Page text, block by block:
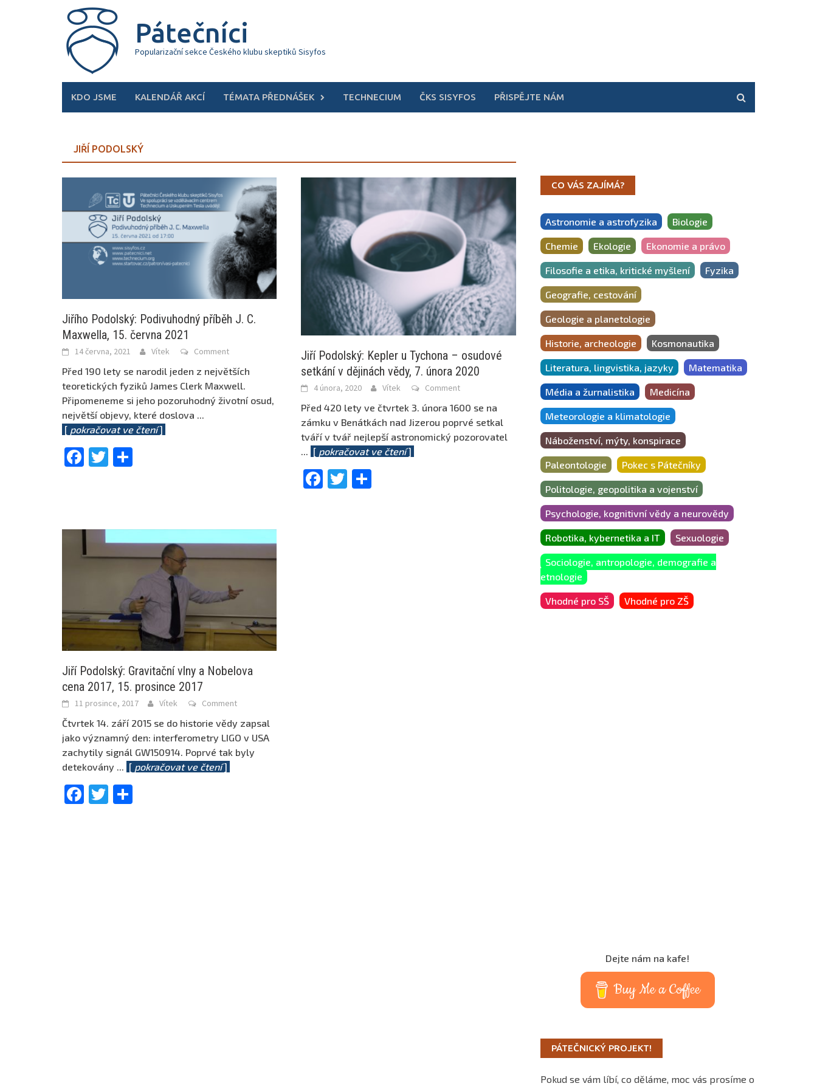
Pátečníci
Popularizační sekce Českého klubu skeptiků Sisyfos
KDO JSME KALENDÁŘ AKCÍ TÉMATA PŘEDNÁŠEK TECHNECIUM ČKS SISYFOS PŘISPĚJTE NÁM
JIŘÍ PODOLSKÝ
Jiřího Podolský: Podivuhodný příběh J. C.
Maxwella, 15. června 2021
14 června, 2021 Vítek Comment
Před 190 lety se narodil jeden z největších
teoretických fyziků James Clerk Maxwell.
Připomeneme si jeho pozoruhodný životní osud,
největší objevy, které doslova ...
[ pokračovat ve čtení]
Facebook
Twitter
Jiří Podolský: Kepler u Tychona – osudové
setkání v dějinách vědy, 7. února 2020
4 února, 2020 Vítek Comment
Před 420 lety ve čtvrtek 3. února 1600 se na
zámku v Benátkách nad Jizerou poprvé setkal
tváří v tvář nejlepší astronomický pozorovatel
... [ pokračovat ve čtení]
Facebook
Twitter
Jiří Podolský: Gravitační vlny a Nobelova
cena 2017, 15. prosince 2017
11 prosince, 2017 Vítek Comment
Čtvrtek 14. září 2015 se do historie vědy zapsal
jako významný den: interferometry LIGO v USA
zachytily signál GW150914. Poprvé tak byly
detekovány ... [ pokračovat ve čtení]
Facebook
Twitter
CO VÁS ZAJÍMÁ?
Astronomie a astrofyzika Biologie
Chemie Ekologie Ekonomie a právo
Filosofie a etika, kritické myšlení Fyzika
Geografie, cestování
Geologie a planetologie
Historie, archeologie Kosmonautika
Literatura, lingvistika, jazyky Matematika
Média a žurnalistika Medicína
Meteorologie a klimatologie
Náboženství, mýty, konspirace
Paleontologie Pokec s Pátečníky
Politologie, geopolitika a vojenství
Psychologie, kognitivní vědy a neurovědy
Robotika, kybernetika a IT Sexuologie
Sociologie, antropologie, demografie a
etnologie
Vhodné pro SŠ Vhodné pro ZŠ
Dejte nám na kafe!
Buy Me a Coffee
PÁTEČNICKÝ PROJEKT!
Pokud se vám líbí, co děláme, moc vás prosíme o